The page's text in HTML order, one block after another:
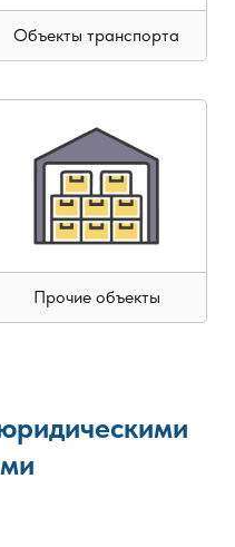
Объекты транспорта
Прочие объекты